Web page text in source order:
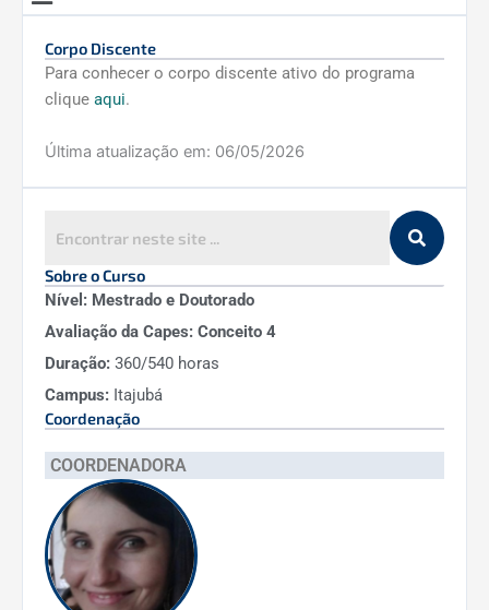
Corpo Discente
Para conhecer o corpo discente ativo do programa
clique aqui.
Última atualização em: 06/05/2026
Sobre o Curso
Nível: Mestrado e Doutorado
Avaliação da Capes: Conceito 4
Duração: 360/540 horas
Campus: Itajubá
Coordenação
COORDENADORA